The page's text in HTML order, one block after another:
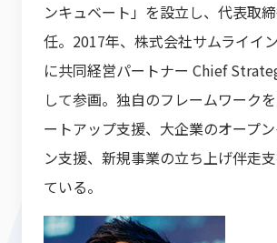
ンキュベート」を設立し、代表取
任。2017年、株式会社サムライイ
に共同経営パートナー Chief
して参画。独自のフレームワーク
ートアップ支援、大企業のオープ
ン支援、新規事業の立ち上げ伴走
ている。